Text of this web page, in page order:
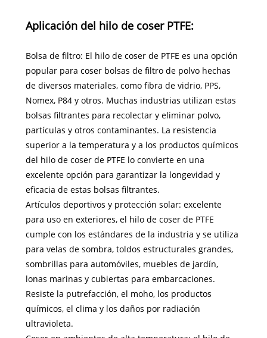
Aplicación del hilo de coser PTFE:
Bolsa de filtro: El hilo de coser de PTFE es una opción
popular para coser bolsas de filtro de polvo hechas
de diversos materiales, como fibra de vidrio, PPS,
Nomex, P84 y otros. Muchas industrias utilizan estas
bolsas filtrantes para recolectar y eliminar polvo,
partículas y otros contaminantes. La resistencia
superior a la temperatura y a los productos químicos
del hilo de coser de PTFE lo convierte en una
excelente opción para garantizar la longevidad y
eficacia de estas bolsas filtrantes.
Artículos deportivos y protección solar: excelente
para uso en exteriores, el hilo de coser de PTFE
cumple con los estándares de la industria y se utiliza
para velas de sombra, toldos estructurales grandes,
sombrillas para automóviles, muebles de jardín,
lonas marinas y cubiertas para embarcaciones.
Resiste la putrefacción, el moho, los productos
químicos, el clima y los daños por radiación
ultravioleta.